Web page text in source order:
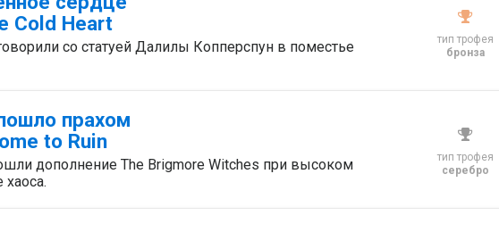
Cold Heart
со статуей Далилы Копперспун в поместье
тип трофея
бронза
прахом
to Ruin
дополнение The Brigmore Witches при высоком
хаоса.
тип трофея
серебро